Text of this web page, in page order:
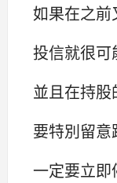
如果在之前
投信就很可
並且在持股
要特別留
一定要立即